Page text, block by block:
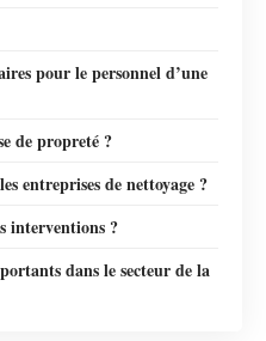
pour le personnel d’une
de propreté ?
entreprises de nettoyage ?
interventions ?
dans le secteur de la